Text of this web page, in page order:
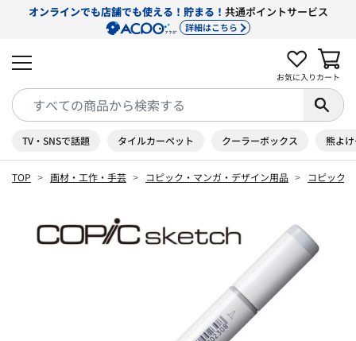
オンラインでも店舗でも使える！貯まる！ 共通ポイントサービス
詳細はこちら
お気に入り カート
TV・SNSで話題 タイルカーペット クーラーボックス 熊よ
TOP 画材・工作・手芸 コピック・マンガ・デザイン用品 コピック